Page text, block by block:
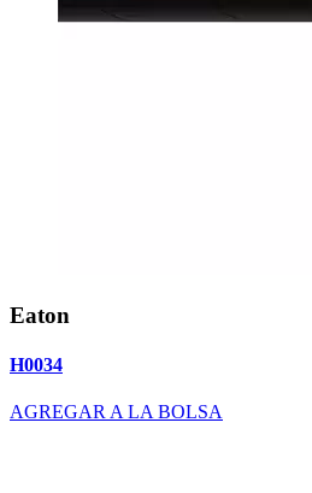
Eaton
H0034
AGREGAR A LA BOLSA